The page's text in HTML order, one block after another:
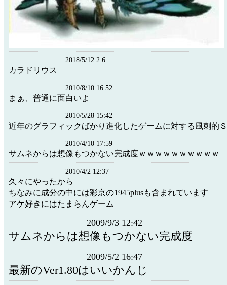
2018/5/12 2:6
カラドリウス
2010/8/10 16:52
まぁ、普通に面白いよ
2010/5/28 15:42
近年のグラフィックばかり進化したゲームに対する風刺的
2010/4/10 17:59
サムネからは想像もつかない完成度ｗｗｗｗｗｗｗｗｗｗ
2010/4/2 12:37
久々にやったから
ちなみに成分の中には彩京の1945plusも含まれています
アケ好きにはたまらんゲーム
2009/9/3 12:42
サムネからは想像もつかない完成度
2009/5/2 16:47
最新のVer1.80はいいかんじ